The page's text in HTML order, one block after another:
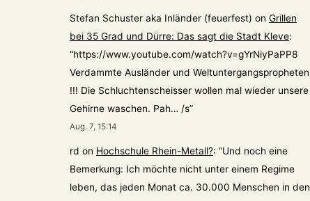
Stefan Schuster aka Inländer (feuerfest) on Grillen
bei 35 Grad und Dürre: Das sagt die Stadt Kleve:
“https://www.youtube.com/watch?v=gYrNiyPaPP8
Verdammte Ausländer und Weltuntergangspropheten
!!! Die Schluchtenscheisser wollen mal wieder unsere
Gehirne waschen. Pah… /s”
Aug. 7, 15:14
rd on Hochschule Rhein-Metall?: “Und noch eine
Bemerkung: Ich möchte nicht unter einem Regime
leben, das jeden Monat ca. 30.000 Menschen in den